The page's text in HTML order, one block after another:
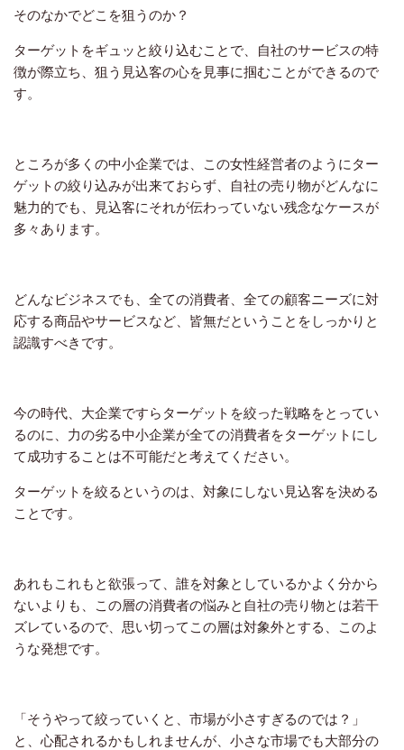
そのなかでどこを狙うのか？
ターゲットをギュッと絞り込むことで、自社のサービスの特
徴が際立ち、狙う見込客の心を見事に掴むことができるので
す。
ところが多くの中小企業では、この女性経営者のようにター
ゲットの絞り込みが出来ておらず、自社の売り物がどんなに
魅力的でも、見込客にそれが伝わっていない残念なケースが
多々あります。
どんなビジネスでも、全ての消費者、全ての顧客ニーズに対
応する商品やサービスなど、皆無だということをしっかりと
認識すべきです。
今の時代、大企業ですらターゲットを絞った戦略をとってい
るのに、力の劣る中小企業が全ての消費者をターゲットにし
て成功することは不可能だと考えてください。
ターゲットを絞るというのは、対象にしない見込客を決める
ことです。
あれもこれもと欲張って、誰を対象としているかよく分から
ないよりも、この層の消費者の悩みと自社の売り物とは若干
ズレているので、思い切ってこの層は対象外とする、このよ
うな発想です。
「そうやって絞っていくと、市場が小さすぎるのでは？」
と、心配されるかもしれませんが、小さな市場でも大部分の